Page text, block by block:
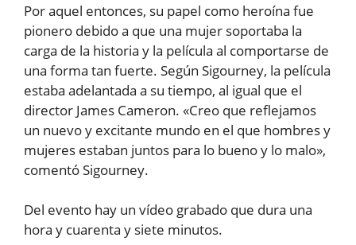
Por aquel entonces, su papel como heroína fue
pionero debido a que una mujer soportaba la
carga de la historia y la película al comportarse de
una forma tan fuerte. Según Sigourney, la película
estaba adelantada a su tiempo, al igual que el
director James Cameron. «Creo que reflejamos
un nuevo y excitante mundo en el que hombres y
mujeres estaban juntos para lo bueno y lo malo»,
comentó Sigourney.
Del evento hay un vídeo grabado que dura una
hora y cuarenta y siete minutos.